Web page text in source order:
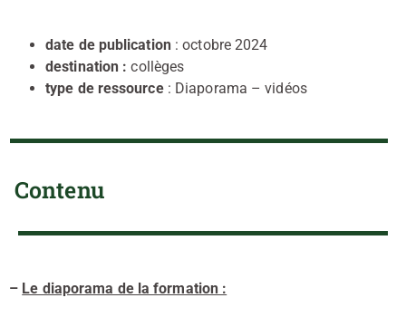
date de publication: octobre 2024
destination :collèges
type de ressource: Diaporama – vidéos
Contenu
– Le diaporama de la formation :